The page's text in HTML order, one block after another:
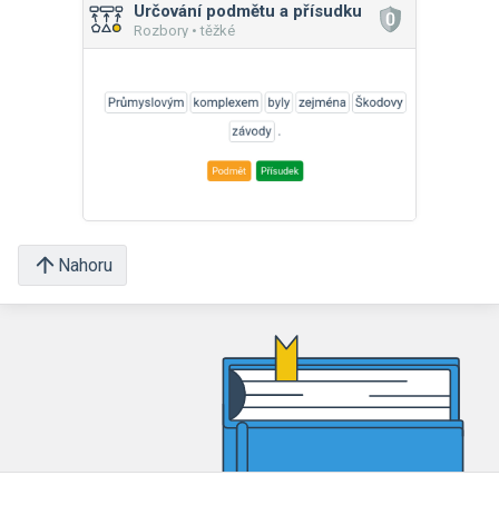
Určování podmětu a přísudku
Rozbory • těžké
Nahoru